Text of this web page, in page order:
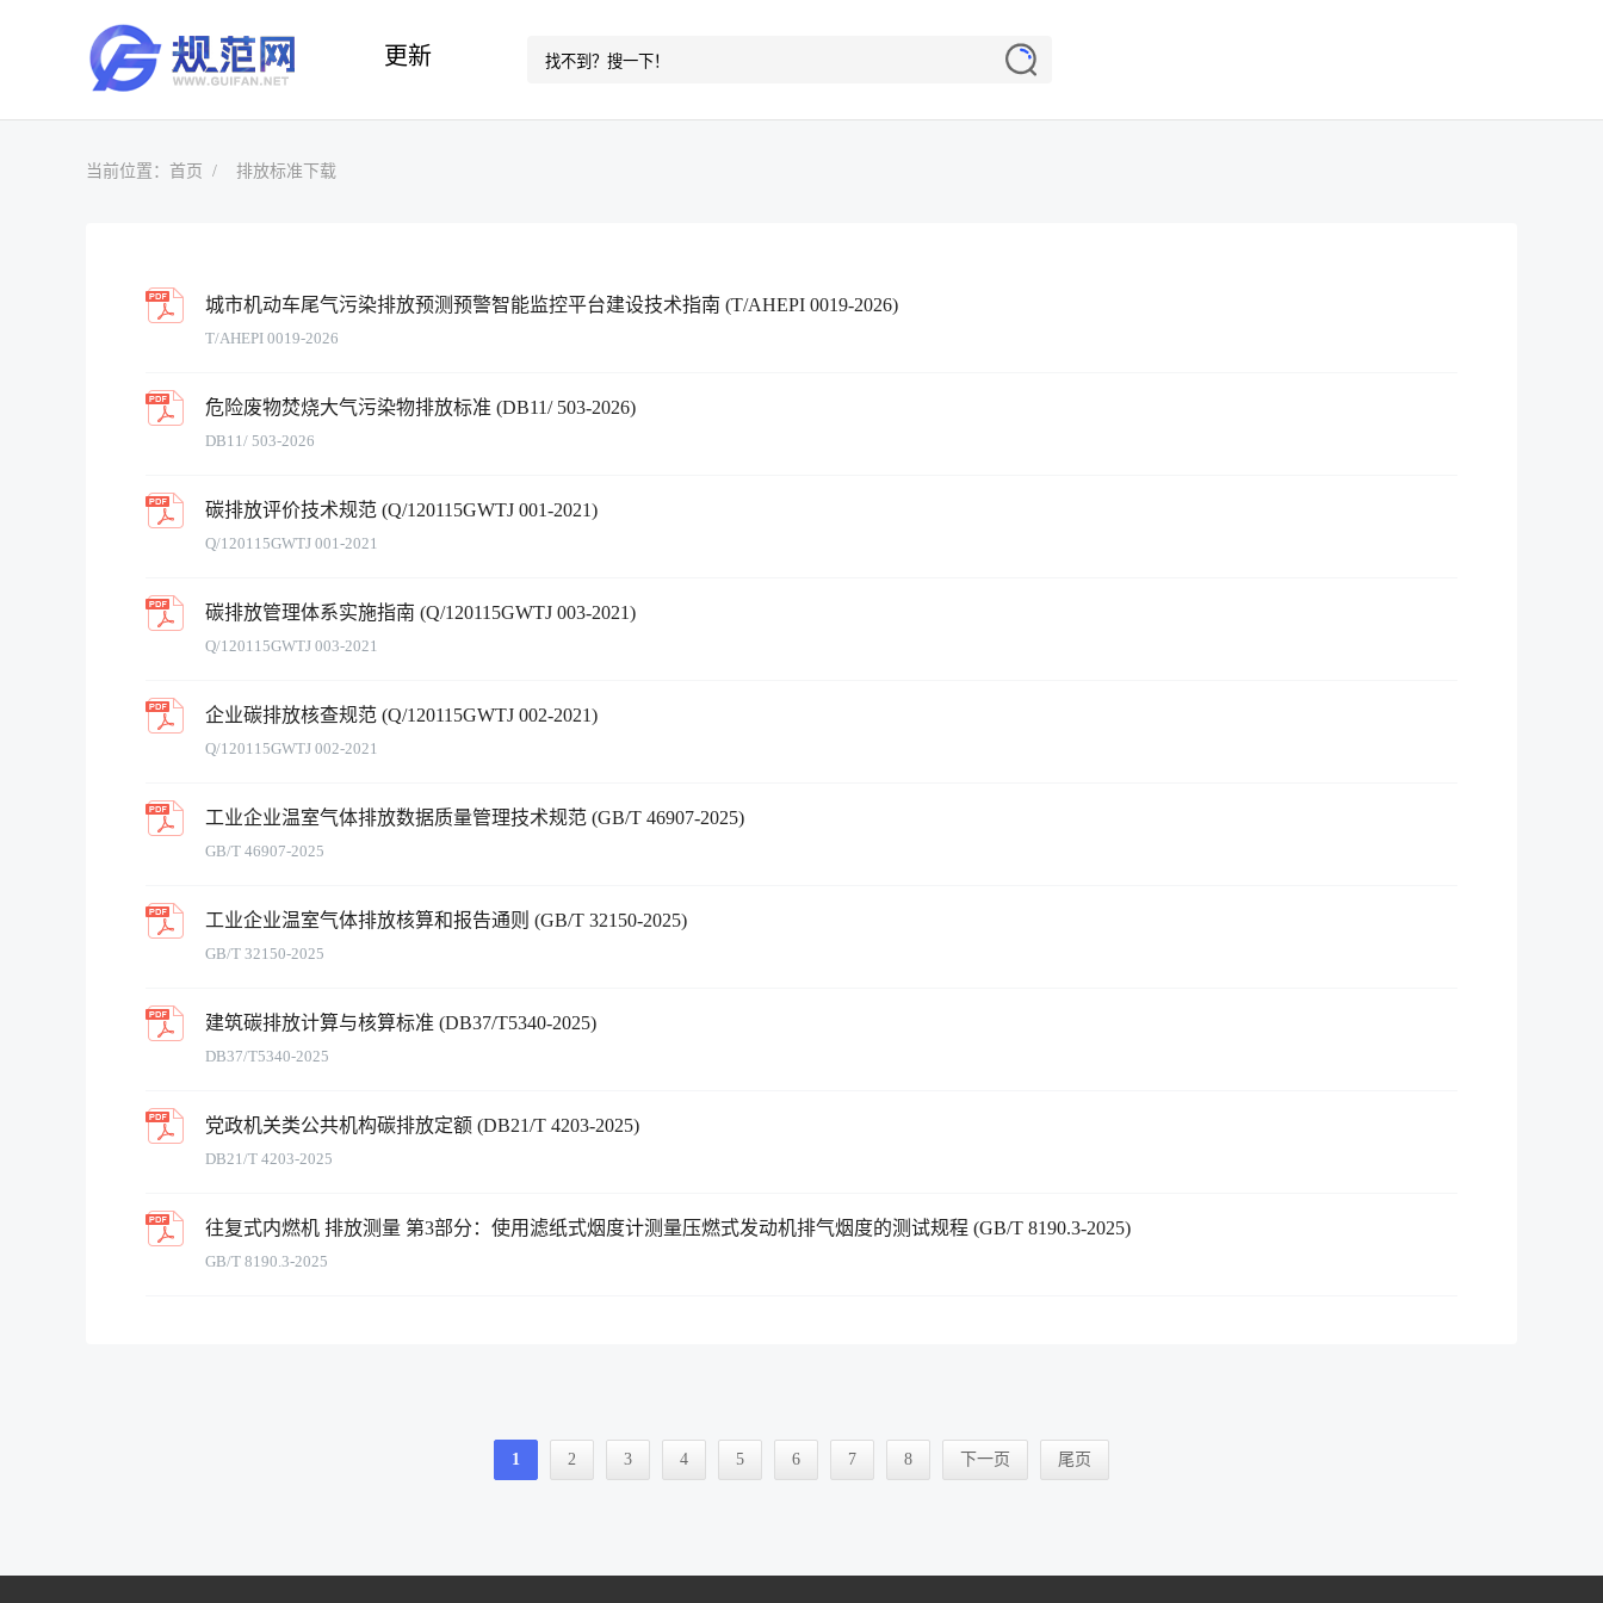
更新
当前位置： 首页 排放标准下载
城市机动车尾气污染排放预测预警智能监控平台建设技术指南 (T/AHEPI 0019-2026)
T/AHEPI 0019-2026
危险废物焚烧大气污染物排放标准 (DB11/ 503-2026)
DB11/ 503-2026
碳排放评价技术规范 (Q/120115GWTJ 001-2021)
Q/120115GWTJ 001-2021
碳排放管理体系实施指南 (Q/120115GWTJ 003-2021)
Q/120115GWTJ 003-2021
企业碳排放核查规范 (Q/120115GWTJ 002-2021)
Q/120115GWTJ 002-2021
工业企业温室气体排放数据质量管理技术规范 (GB/T 46907-2025)
GB/T 46907-2025
工业企业温室气体排放核算和报告通则 (GB/T 32150-2025)
GB/T 32150-2025
建筑碳排放计算与核算标准 (DB37/T5340-2025)
DB37/T5340-2025
党政机关类公共机构碳排放定额 (DB21/T 4203-2025)
DB21/T 4203-2025
往复式内燃机 排放测量 第3部分：使用滤纸式烟度计测量压燃式发动机排气烟度的测试规程 (GB/T 8190.3-2025)
GB/T 8190.3-2025
1 2 3 4 5 6 7 8 下一页 尾页